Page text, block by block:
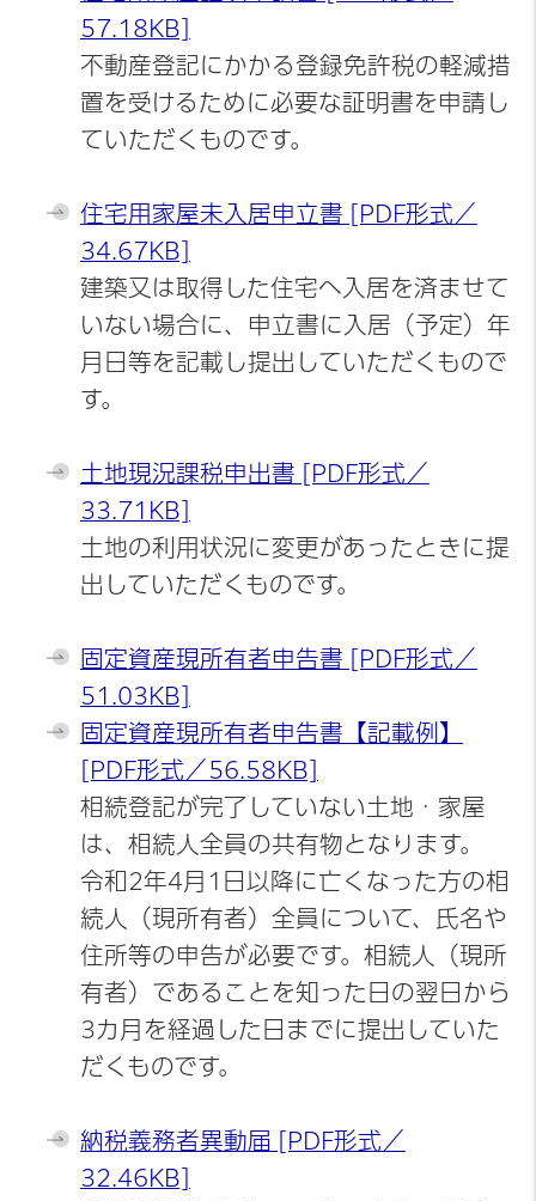
57.18KB]
不動産登記にかかる登録免許税の軽減措
置を受けるために必要な証明書を申請し
ていただくものです。
住宅用家屋未入居申立書 [PDF形式／
34.67KB]
建築又は取得した住宅へ入居を済ませて
いない場合に、申立書に入居（予定）年
月日等を記載し提出していただくもので
す。
土地現況課税申出書 [PDF形式／
33.71KB]
土地の利用状況に変更があったときに提
出していただくものです。
固定資産現所有者申告書 [PDF形式／
51.03KB]
固定資産現所有者申告書【記載例】
[PDF形式／56.58KB]
相続登記が完了していない土地・家屋
は、相続人全員の共有物となります。
令和2年4月1日以降に亡くなった方の相
続人（現所有者）全員について、氏名や
住所等の申告が必要です。相続人（現所
有者）であることを知った日の翌日から
3カ月を経過した日までに提出していた
だくものです。
納税義務者異動届 [PDF形式／
32.46KB]